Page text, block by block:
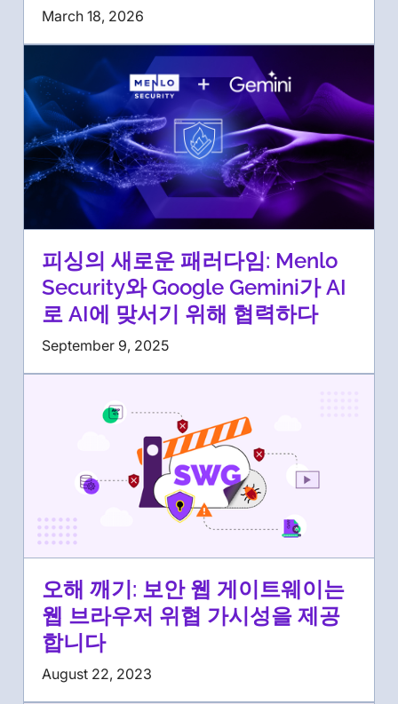
March 18, 2026
피싱의 새로운 패러다임: Menlo
Security와 Google Gemini가 AI
로 AI에 맞서기 위해 협력하다
September 9, 2025
오해 깨기: 보안 웹 게이트웨이는
웹 브라우저 위협 가시성을 제공
합니다
August 22, 2023